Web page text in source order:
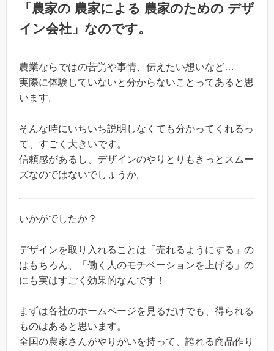
「農家の 農家による 農家のための デザ
イン会社」なのです。
農業ならではの苦労や事情、伝えたい想いなど…
実際に体験していないと分からないことってあると思
います。
そんな時にいちいち説明しなくても分かってくれるっ
て、すごく大きいです。
信頼感があるし、デザインのやりとりもきっとスムー
ズなのではないでしょうか。
いかがでしたか？
デザインを取り入れることは「売れるようにする」の
はもちろん、「働く人のモチベーションを上げる」の
にも実はすごく効果的なんです！
まずは各社のホームページを見るだけでも、得られる
ものはあると思います。
全国の農家さんがやりがいを持って、誇れる商品作り